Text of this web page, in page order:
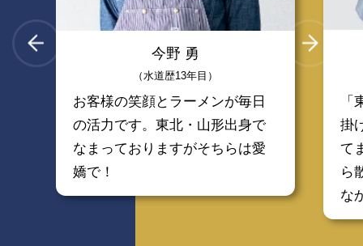
今野 勇
（水道歴13年目）
お客様の笑顔とラーメンが毎日
の活力です。東北・山形出身で
なまっておりますがそちらは愛
嬌で！
掛
て
ら
な